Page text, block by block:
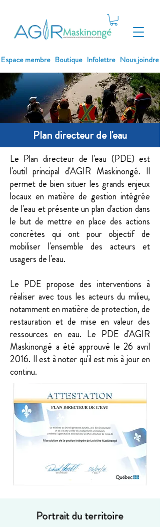
Espace membre Boutique Infolettre Nous joindre
Plan directeur de l'eau
Le Plan directeur de l'eau (PDE) est
l'outil principal d'AGIR Maskinongé. Il
permet de bien situer les grands enjeux
locaux en matière de gestion intégrée
de l'eau et présente un plan d'action dans
le but de mettre en place des actions
concrètes qui ont pour objectif de
mobiliser l'ensemble des acteurs et
usagers de l'eau.
Le PDE propose des interventions à
réaliser avec tous les acteurs du milieu,
notamment en matière de protection, de
restauration et de mise en valeur des
ressources en eau. Le PDE d'AGIR
Maskinongé a été approuvé le 26 avril
2016. Il est à noter qu'il est mis à jour en
continu.
Portrait du territoire